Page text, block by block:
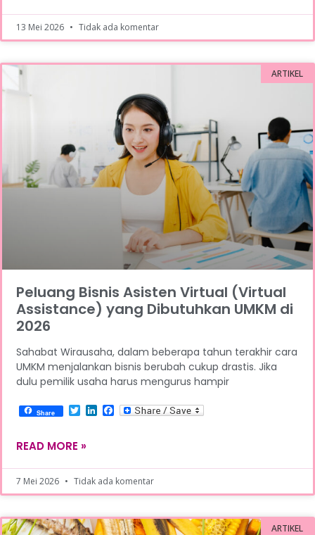
13 Mei 2026 Tidak ada komentar
ARTIKEL
Peluang Bisnis Asisten Virtual (Virtual
Assistance) yang Dibutuhkan UMKM di
2026
Sahabat Wirausaha, dalam beberapa tahun terakhir cara
UMKM menjalankan bisnis berubah cukup drastis. Jika
dulu pemilik usaha harus mengurus hampir
Share TwitterLinkedInFacebook
READ MORE »
7 Mei 2026 Tidak ada komentar
ARTIKEL